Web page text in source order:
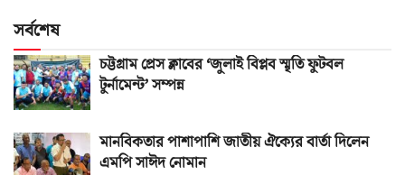
সর্বশেষ
চট্টগ্রাম প্রেস ক্লাবের ‘জুলাই বিপ্লব স্মৃতি ফুটবল
টুর্নামেন্ট’ সম্পন্ন
মানবিকতার পাশাপাশি জাতীয় ঐক্যের বার্তা দিলেন
এমপি সাঈদ নোমান